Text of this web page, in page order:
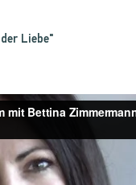
Liebe"